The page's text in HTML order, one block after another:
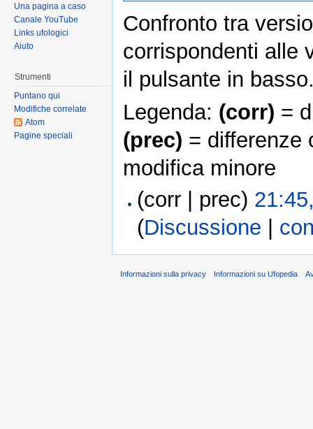
Confronto tra
corrispondenti alle
il pulsante in
Legenda: (corr) =
(prec) = differenze
modifica minore
(corr | prec)
(Discussione |
Una pagina a caso
Canale YouTube
Links ufologici
Aiuto
Strumenti
Puntano qui
Modifiche correlate
Atom
Pagine speciali
Informazioni sulla privacy Informazioni su Ufopedia